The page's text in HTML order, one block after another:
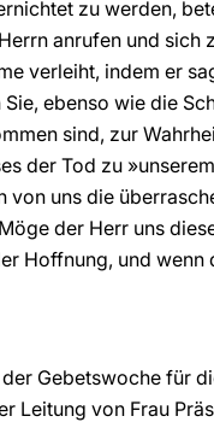
zu werden,
anrufen und sich
verleiht, indem er
Sie, ebenso wie die
sind, zur
der Tod zu
von uns die
der Herr uns
Hoffnung, und wenn
Gebetswoche für
Leitung von Frau